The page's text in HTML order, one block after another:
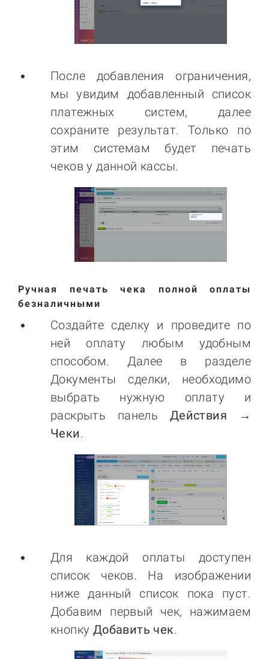
После добавления ограничения,
мы увидим добавленный список
платежных систем, далее
сохраните результат. Только по
этим системам будет печать
чеков у данной кассы.
Ручная печать чека полной оплаты
безналичными
Создайте сделку и проведите по
ней оплату любым удобным
способом. Далее в разделе
Документы сделки, необходимо
выбрать нужную оплату и
раскрыть панель Действия →
Чеки.
Для каждой оплаты доступен
список чеков. На изображении
ниже данный список пока пуст.
Добавим первый чек, нажимаем
кнопку Добавить чек.